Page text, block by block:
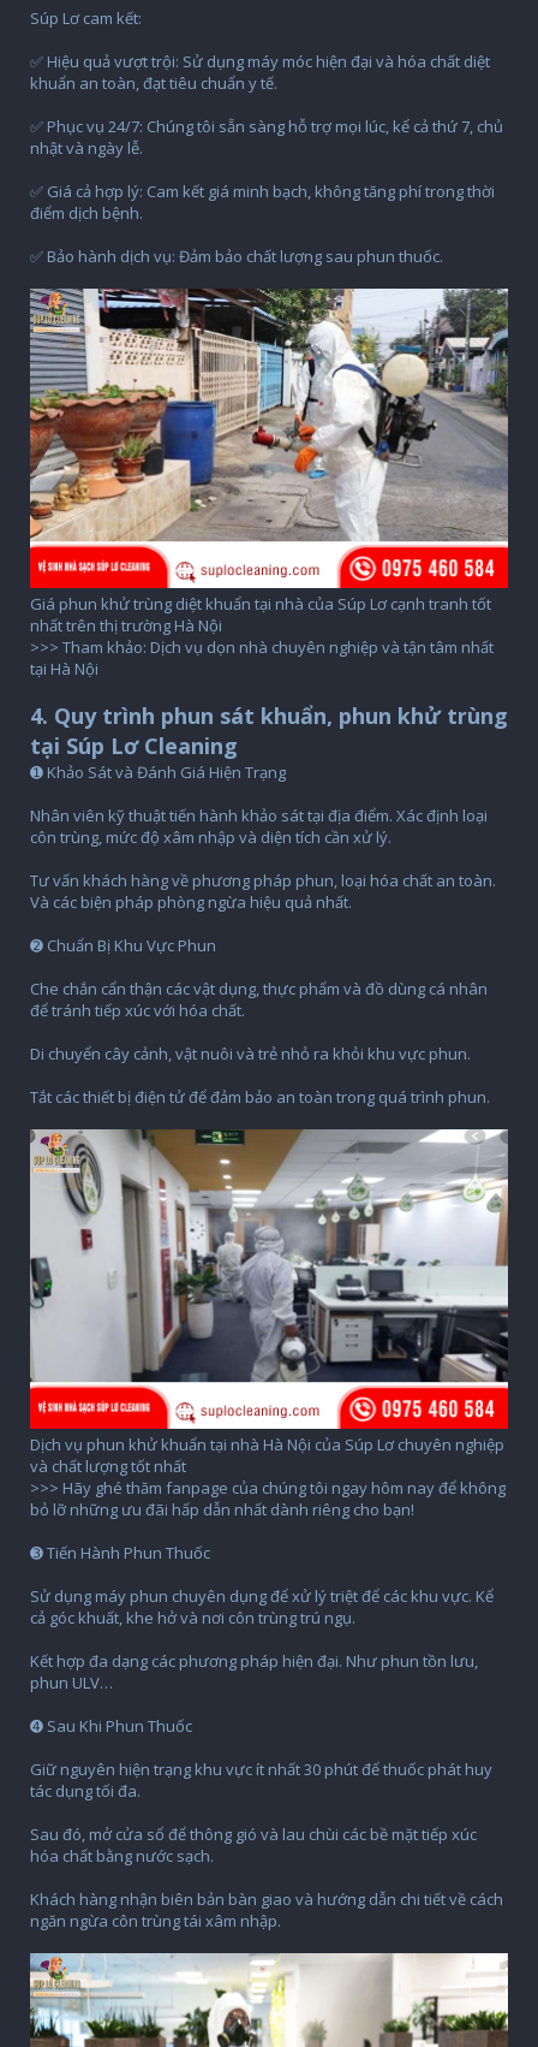
Súp Lơ cam kết:
✅ Hiệu quả vượt trội: Sử dụng máy móc hiện đại và hóa chất diệt
khuẩn an toàn, đạt tiêu chuẩn y tế.
✅ Phục vụ 24/7: Chúng tôi sẵn sàng hỗ trợ mọi lúc, kể cả thứ 7, chủ
nhật và ngày lễ.
✅ Giá cả hợp lý: Cam kết giá minh bạch, không tăng phí trong thời
điểm dịch bệnh.
✅ Bảo hành dịch vụ: Đảm bảo chất lượng sau phun thuốc.
Giá phun khử trùng diệt khuẩn tại nhà của Súp Lơ cạnh tranh tốt
nhất trên thị trường Hà Nội
>>> Tham khảo: Dịch vụ dọn nhà chuyên nghiệp và tận tâm nhất
tại Hà Nội
4. Quy trình phun sát khuẩn, phun khử trùng
tại Súp Lơ Cleaning
➊ Khảo Sát và Đánh Giá Hiện Trạng
Nhân viên kỹ thuật tiến hành khảo sát tại địa điểm. Xác định loại
côn trùng, mức độ xâm nhập và diện tích cần xử lý.
Tư vấn khách hàng về phương pháp phun, loại hóa chất an toàn.
Và các biện pháp phòng ngừa hiệu quả nhất.
➋ Chuẩn Bị Khu Vực Phun
Che chắn cẩn thận các vật dụng, thực phẩm và đồ dùng cá nhân
để tránh tiếp xúc với hóa chất.
Di chuyển cây cảnh, vật nuôi và trẻ nhỏ ra khỏi khu vực phun.
Tắt các thiết bị điện tử để đảm bảo an toàn trong quá trình phun.
Dịch vụ phun khử khuẩn tại nhà Hà Nội của Súp Lơ chuyên nghiệp
và chất lượng tốt nhất
>>> Hãy ghé thăm fanpage của chúng tôi ngay hôm nay để không
bỏ lỡ những ưu đãi hấp dẫn nhất dành riêng cho bạn!
➌ Tiến Hành Phun Thuốc
Sử dụng máy phun chuyên dụng để xử lý triệt để các khu vực. Kể
cả góc khuất, khe hở và nơi côn trùng trú ngụ.
Kết hợp đa dạng các phương pháp hiện đại. Như phun tồn lưu,
phun ULV…
➍ Sau Khi Phun Thuốc
Giữ nguyên hiện trạng khu vực ít nhất 30 phút để thuốc phát huy
tác dụng tối đa.
Sau đó, mở cửa sổ để thông gió và lau chùi các bề mặt tiếp xúc
hóa chất bằng nước sạch.
Khách hàng nhận biên bản bàn giao và hướng dẫn chi tiết về cách
ngăn ngừa côn trùng tái xâm nhập.